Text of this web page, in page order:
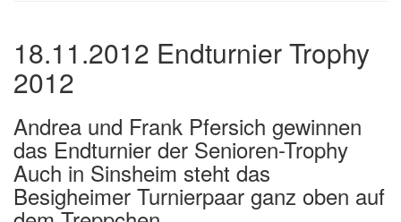
18.11.2012 Endturnier Trophy
2012
Andrea und Frank Pfersich gewinnen
das Endturnier der Senioren-Trophy
Auch in Sinsheim steht das
Besigheimer Turnierpaar ganz oben auf